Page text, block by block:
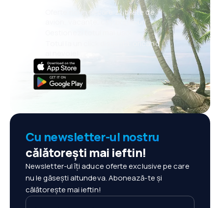
Oferte noi în fiecare zi: bilete de
avion, vacanțe, city break-uri
Totul la un click distanță, oricând
Cu newsletter-ul nostru
călătorești mai ieftin!
Newsletter-ul îți aduce oferte exclusive pe care
nu le găsești altundeva. Abonează-te și
călătorește mai ieftin!
Adresa ta de e-mail